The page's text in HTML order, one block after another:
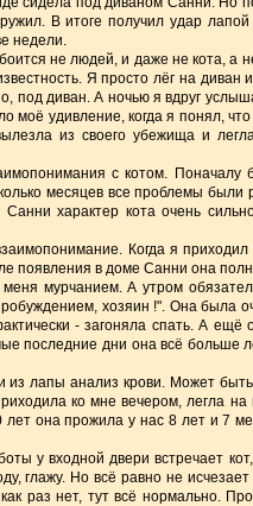
В итоге получил удар
недели.
не людей, и даже не кота, а
Я просто лёг на
под диван. А ночью я вдруг
удивление, когда я понял, что
из своего убежища и
с котом.
месяцев все проблемы
характер кота очень
Когда я
появления в доме Санни она
мурчанием. А утром
хозяин !". Она была
- загоняла спать. А ещё
последние дни она всё больше
лапы анализ крови. Может
ко мне вечером, легла
она прожила у нас 8 лет и 7
у входной двери встречает
глажу. Но всё равно не
раз нет, тут всё нормально.